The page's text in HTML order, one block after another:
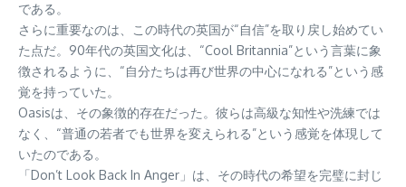
である。
さらに重要なのは、この時代の英国が“自信”を取り戻し始めてい
た点だ。90年代の英国文化は、“Cool Britannia”という言葉に象
徴されるように、“自分たちは再び世界の中心になれる”という感
覚を持っていた。
Oasisは、その象徴的存在だった。彼らは高級な知性や洗練では
なく、“普通の若者でも世界を変えられる”という感覚を体現して
いたのである。
「Don’t Look Back In Anger」は、その時代の希望を完璧に封じ